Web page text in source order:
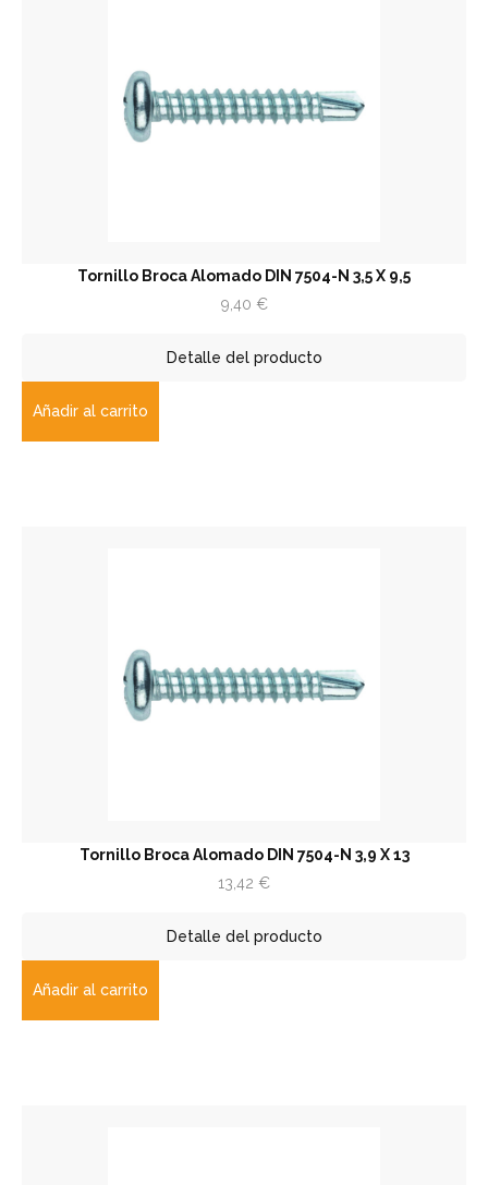
Tornillo Broca Alomado DIN 7504-N 3,5 X 9,5
9,40 €
Detalle del producto
Añadir al carrito
Tornillo Broca Alomado DIN 7504-N 3,9 X 13
13,42 €
Detalle del producto
Añadir al carrito